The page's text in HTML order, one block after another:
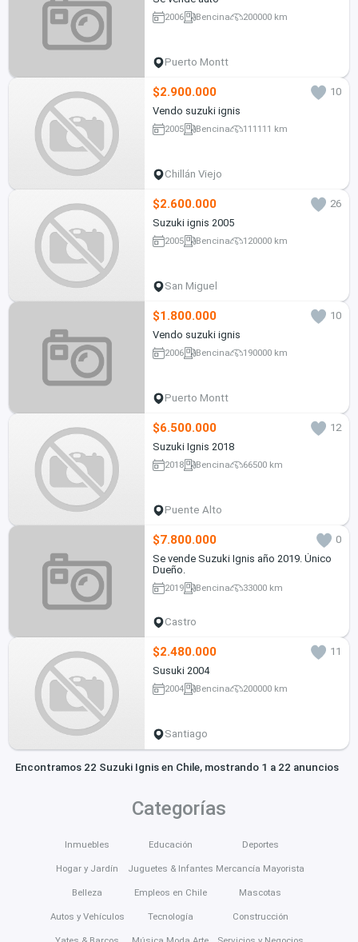
2006 Bencina 200000 km
Puerto Montt
$2.900.000
10
Vendo suzuki ignis
2005 Bencina 111111 km
Chillán Viejo
$2.600.000
26
Suzuki ignis 2005
2005 Bencina 120000 km
San Miguel
$1.800.000
10
Vendo suzuki ignis
2006 Bencina 190000 km
Puerto Montt
$6.500.000
12
Suzuki Ignis 2018
2018 Bencina 66500 km
Puente Alto
$7.800.000
0
Se vende Suzuki Ignis año 2019. Único
Dueño.
2019 Bencina 33000 km
Castro
$2.480.000
11
Susuki 2004
2004 Bencina 200000 km
Santiago
Encontramos 22 Suzuki Ignis en Chile, mostrando 1 a 22 anuncios
Categorías
Inmuebles
Hogar y Jardín
Belleza
Autos y Vehículos
Educación
Juguetes & Infantes
Empleos en Chile
Tecnología
Deportes
Mercancía Mayorista
Mascotas
Construcción